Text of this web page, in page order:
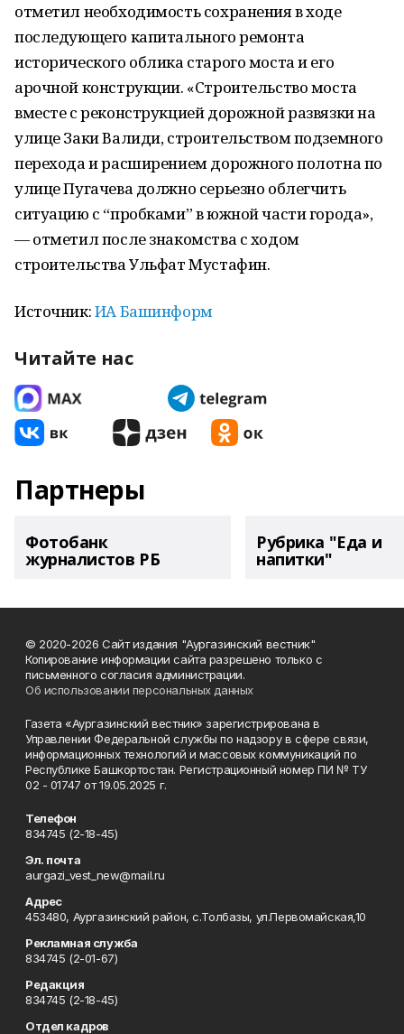
отметил необходимость сохранения в ходе
последующего капитального ремонта
исторического облика старого моста и его
арочной конструкции. «Строительство моста
вместе с реконструкцией дорожной развязки на
улице Заки Валиди, строительством подземного
перехода и расширением дорожного полотна по
улице Пугачева должно серьезно облегчить
ситуацию с “пробками” в южной части города»,
— отметил после знакомства с ходом
строительства Ульфат Мустафин.
Источник:ИА Башинформ
Читайте нас
Партнеры
Фотобанк
журналистов РБ
Рубрика "Еда и
напитки"
© 2020-2026 Сайт издания "Аургазинский вестник"
Копирование информации сайта разрешено только с
письменного согласия администрации.
Об использовании персональных данных
Газета «Аургазинский вестник» зарегистрирована в
Управлении Федеральной службы по надзору в сфере связи,
информационных технологий и массовых коммуникаций по
Республике Башкортостан. Регистрационный номер ПИ № ТУ
02 - 01747 от 19.05.2025 г.
Телефон
834745 (2-18-45)
Эл. почта
aurgazi_vest_new@mail.ru
Адрес
453480, Аургазинский район, с.Толбазы, ул.Первомайская,10
Рекламная служба
834745 (2-01-67)
Редакция
834745 (2-18-45)
Отдел кадров